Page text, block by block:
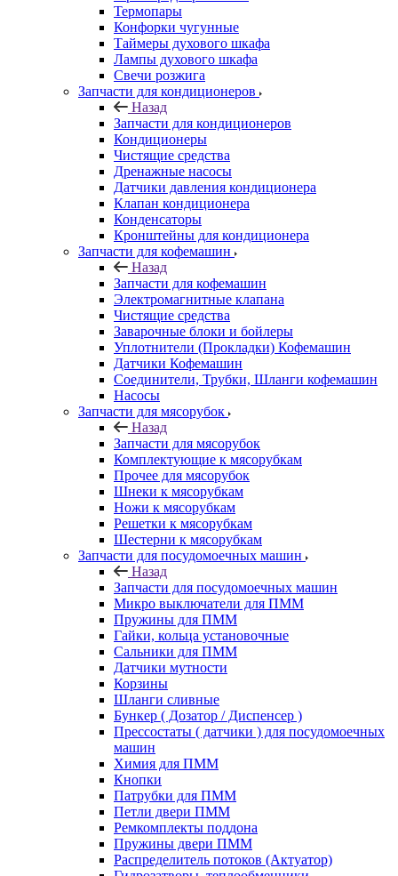
Термопары
Конфорки чугунные
Таймеры духового шкафа
Лампы духового шкафа
Свечи розжига
Запчасти для кондиционеров
Назад
Запчасти для кондиционеров
Кондиционеры
Чистящие средства
Дренажные насосы
Датчики давления кондиционера
Клапан кондиционера
Конденсаторы
Кронштейны для кондиционера
Запчасти для кофемашин
Назад
Запчасти для кофемашин
Электромагнитные клапана
Чистящие средства
Заварочные блоки и бойлеры
Уплотнители (Прокладки) Кофемашин
Датчики Кофемашин
Соединители, Трубки, Шланги кофемашин
Насосы
Запчасти для мясорубок
Назад
Запчасти для мясорубок
Комплектующие к мясорубкам
Прочее для мясорубок
Шнеки к мясорубкам
Ножи к мясорубкам
Решетки к мясорубкам
Шестерни к мясорубкам
Запчасти для посудомоечных машин
Назад
Запчасти для посудомоечных машин
Микро выключатели для ПММ
Пружины для ПММ
Гайки, кольца установочные
Сальники для ПММ
Датчики мутности
Корзины
Шланги сливные
Бункер ( Дозатор / Диспенсер )
Прессостаты ( датчики ) для посудомоечных
машин
Химия для ПММ
Кнопки
Патрубки для ПММ
Петли двери ПММ
Ремкомплекты поддона
Пружины двери ПММ
Распределитель потоков (Актуатор)